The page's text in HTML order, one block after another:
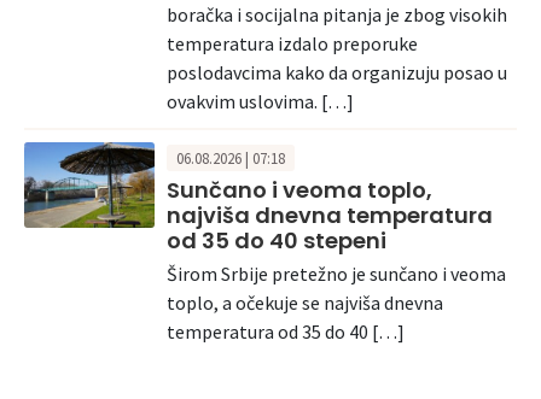
boračka i socijalna pitanja je zbog visokih
temperatura izdalo preporuke
poslodavcima kako da organizuju posao u
ovakvim uslovima. […]
06.08.2026 | 07:18
Sunčano i veoma toplo,
najviša dnevna temperatura
od 35 do 40 stepeni
Širom Srbije pretežno je sunčano i veoma
toplo, a očekuje se najviša dnevna
temperatura od 35 do 40 […]